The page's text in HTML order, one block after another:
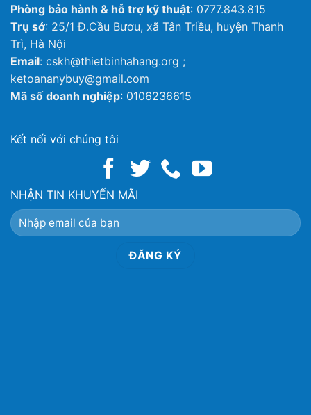
Phòng bảo hành & hỗ trợ kỹ thuật: 0777.843.815
Trụ sở: 25/1 Đ.Cầu Bươu, xã Tân Triều, huyện Thanh
Trì, Hà Nội
Email: cskh@thietbinhahang.org ;
ketoananybuy@gmail.com
Mã số doanh nghiệp: 0106236615
Kết nối với chúng tôi
NHẬN TIN KHUYẾN MÃI